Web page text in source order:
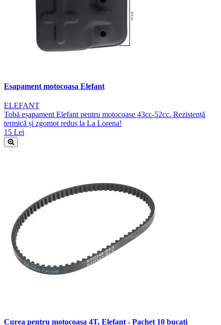
Esapament motocoasa Elefant
ELEFANT
Tobă eșapament Elefant pentru motocoase 43cc-52cc. Rezistență
termică și zgomot redus la La Lorena!
15 Lei
Curea pentru motocoasa 4T, Elefant - Pachet 10 bucati